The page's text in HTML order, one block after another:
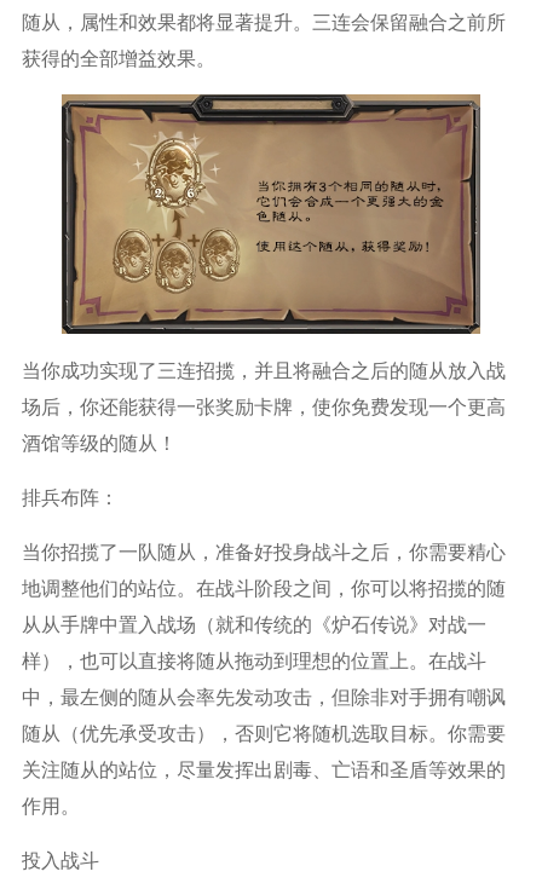
随从，属性和效果都将显著提升。三连会保留融合之前所
获得的全部增益效果。
当你成功实现了三连招揽，并且将融合之后的随从放入战
场后，你还能获得一张奖励卡牌，使你免费发现一个更高
酒馆等级的随从！
排兵布阵：
当你招揽了一队随从，准备好投身战斗之后，你需要精心
地调整他们的站位。在战斗阶段之间，你可以将招揽的随
从从手牌中置入战场（就和传统的《炉石传说》对战一
样），也可以直接将随从拖动到理想的位置上。在战斗
中，最左侧的随从会率先发动攻击，但除非对手拥有嘲讽
随从（优先承受攻击），否则它将随机选取目标。你需要
关注随从的站位，尽量发挥出剧毒、亡语和圣盾等效果的
作用。
投入战斗